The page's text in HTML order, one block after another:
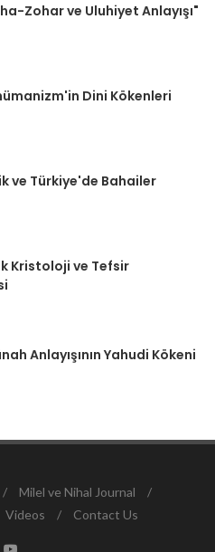
Zohar ve Uluhiyet Anlayışı"
Dini Kökenleri
ve Türkiye'de Bahailer
Kristoloji ve Tefsir
Anlayışının Yahudi Kökeni
/ Milel ve Nihal Journal
/
Videos / Contact Us